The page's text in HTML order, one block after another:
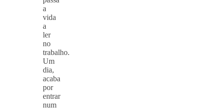
a
vida
a
ler
no
trabalho.
Um
dia,
acaba
por
entrar
num